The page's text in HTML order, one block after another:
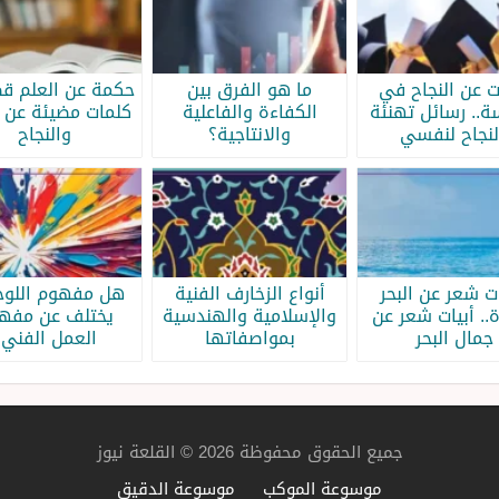
عن النجاح في
رسائل تهنئة
لنفسي
ما هو الفرق بين
الكفاءة والفاعلية
والانتاجية؟
حكمة عن العلم
كلمات مضيئة عن
والنجاح
شعر عن البحر
أبيات شعر عن
جمال البحر
أنواع الزخارف الفنية
والإسلامية والهندسية
بمواصفاتها
هل مفهوم
يختلف عن
العمل
جميع الحقوق محفوظة 2026 © القلعة نيوز
موسوعة الموكب
موسوعة الدقيق